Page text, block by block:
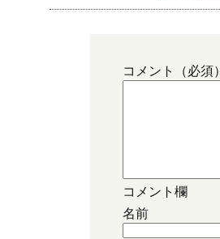
コメント（必須）
コメント欄
名前